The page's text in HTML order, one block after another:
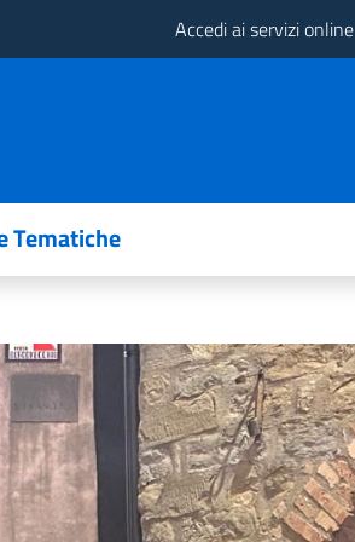
Accedi ai servizi online
Tematiche